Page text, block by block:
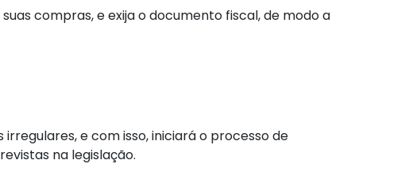
compras, e exija o documento fiscal, de modo a
e com isso, iniciará o processo de
na legislação.